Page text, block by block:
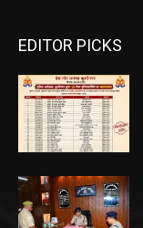
EDITOR PICKS